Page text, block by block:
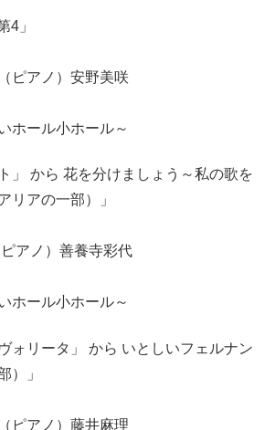
4」
ピアノ）安野美咲
ホール小ホール～
」 から 花を分けましょう～私の歌を
リアの一部）」
ピアノ）善養寺彩代
ホール小ホール～
ォリータ」 から いとしいフェルナン
）」
ピアノ）藤井麻理